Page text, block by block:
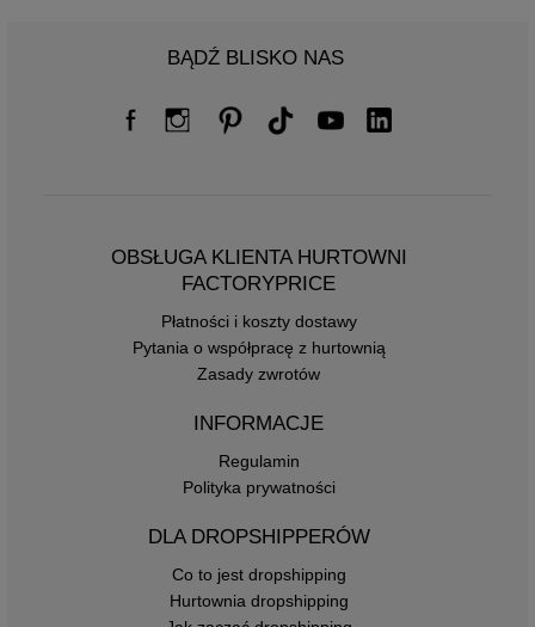
BĄDŹ BLISKO NAS
OBSŁUGA KLIENTA HURTOWNI
FACTORYPRICE
Płatności i koszty dostawy
Pytania o współpracę z hurtownią
Zasady zwrotów
INFORMACJE
Regulamin
Polityka prywatności
DLA DROPSHIPPERÓW
Co to jest dropshipping
Hurtownia dropshipping